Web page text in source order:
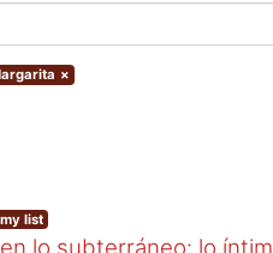
×
list
lo subterráneo: lo